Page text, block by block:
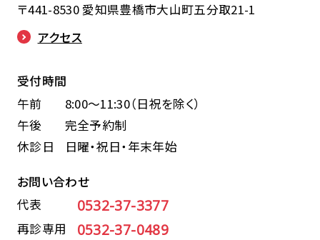
〒441-8530 愛知県豊橋市大山町五分取21-1
アクセス
受付時間
午前
8:00〜11:30（日祝を除く）
午後
完全予約制
休診日
日曜・祝日・年末年始
お問い合わせ
代表
0532-37-3377
再診専用 0532-37-0489